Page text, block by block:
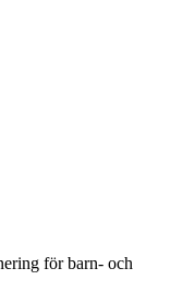
för barn- och